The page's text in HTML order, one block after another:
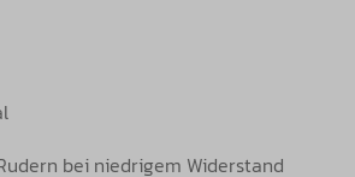
bei niedrigem Widerstand